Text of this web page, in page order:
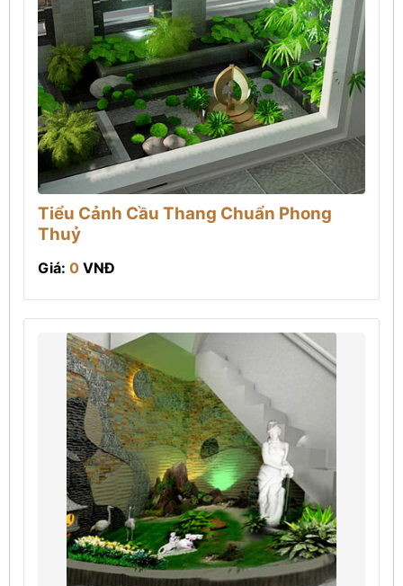
Tiểu Cảnh Cầu Thang Chuẩn Phong
Thuỷ
Giá: 0 VNĐ